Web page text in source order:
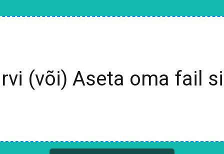
(või) Aseta oma fail